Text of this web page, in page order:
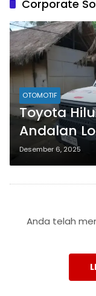
Corporate
OTOMOTIF
Toyota
Andalan
Material
Ende
Desember 6, 2025
Anda telah